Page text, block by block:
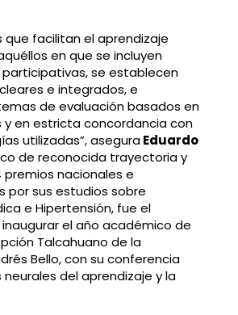
que facilitan el aprendizaje
en que se incluyen
se establecen
e integrados, e
de evaluación basados en
en estricta concordancia con
utilizadas”, aseguraEduardo
de reconocida trayectoria y
nacionales e
por sus estudios sobre
e Hipertensión, fue el
el año académico de
Talcahuano de la
Bello, con su conferencia
neurales del aprendizaje y la